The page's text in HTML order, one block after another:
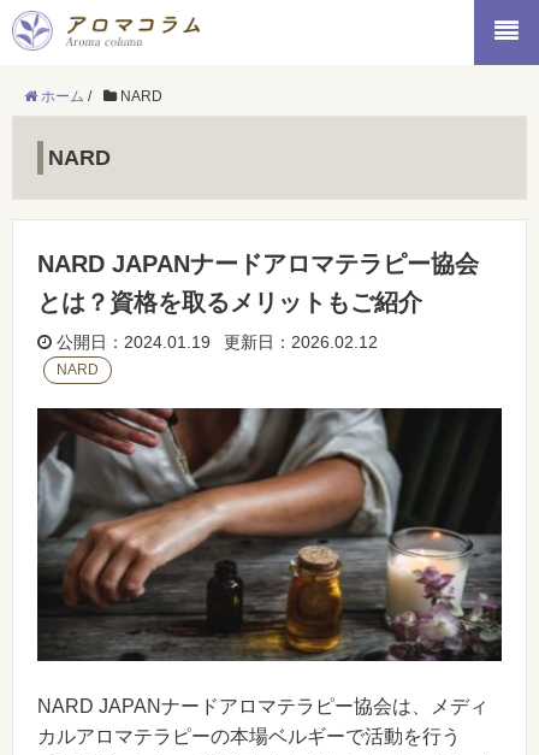
ホーム / NARD
NARD
NARD JAPANナードアロマテラピー協会
とは？資格を取るメリットもご紹介
公開日：2024.01.19 更新日：2026.02.12
NARD
NARD JAPANナードアロマテラピー協会は、メディ
カルアロマテラピーの本場ベルギーで活動を行う